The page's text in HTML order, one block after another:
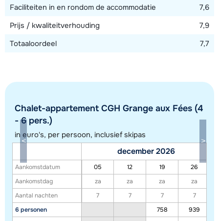
Toon alle accommodaties in dit gebied
exacte locatie kan enigszins afwijken.
Faciliteiten in en rondom de accommodatie
7,6
Prijs / kwaliteitverhouding
7,9
Totaaloordeel
7,7
Chalet-appartement CGH Grange aux Fées (4
- 6 pers.)
in euro's, per persoon, inclusief skipas
Aankomstdatum
Aankomstdag
Aantal nachten
6 personen
december 2026
05 12 19
26
za
za za
za
7
7 7
7
758
939